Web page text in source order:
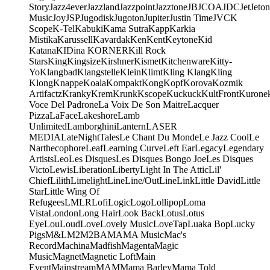
StoryJazz4everJazzlandJazzpointJazztoneJBJCOAJDCJetJeton
MusicJoyJSPJugodiskJugotonJupiterJustin TimeJVCK
ScopeK-TelKabukiKama SutraKappKarkia
MistikaKarussellKavardakKenKentKeytoneKid
KatanaKIDina KORNERKill Rock
StarsKingKingsizeKirshnerKismetKitchenwareKitty-
YoKlangbadKlangstelleKleinKlimtKling KlangKling
KlongKnappeKoalaKompaktKongKopfKorovaKozmik
ArtifactzKrankyKremKrunkKscopeKuckuckKultFront
Voce Del PadroneLa Voix De Son MaitreLacquer
PizzaLaFaceLakeshoreLamb
UnlimitedLamborghiniLanternLASER
MEDIALateNightTalesLe Chant Du MondeLe Jazz CoolLe
NarthecophoreLeafLearning CurveLeft EarLegacyLegendary
ArtistsLeoLes DisquesLes Disques Bongo JoeLes Disques
VictoLewisLiberationLibertyLight In The AtticLil'
ChiefLilithLimelightLineLine/OutLineLinkLittle DavidLittle
StarLittle Wing Of
RefugeesLMLRLofiLogicLogoLollipopLoma
VistaLondonLong HairLook BackLotusLotus
EyeLouLoudLoveLovely MusicLoveTapLuaka BopLucky
PigsM&LM2M2BAMAMA MusicMac's
RecordMachinaMadfishMagentaMagic
MusicMagnetMagnetic LoftMain
EventMainstreamMAMMama BarleyMama Told